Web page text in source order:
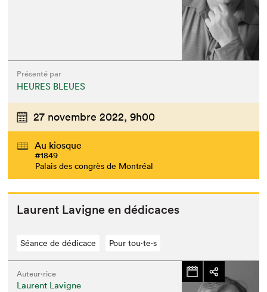
Présenté par
HEURES BLEUES
27 novembre 2022, 9h00
Au kiosque
#1849
Palais des congrès de Montréal
Lau­rent Lav­i­gne en dédicaces
Séance de dédicace Pour tou⋅te⋅s
Auteur·rice
Laurent Lavigne